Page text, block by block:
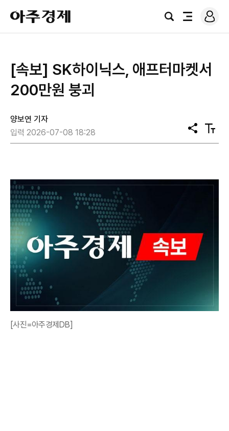
아
주
경
검
전
로
그
[속보] SK하이닉스, 애프터마켓서
200만원 붕괴
양보연 기자
입력 2026-07-08 18:28
공
유
텍
스
[사진=아주경제DB]